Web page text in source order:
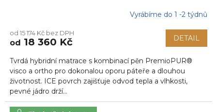
produktu
je
z
5
hvězdiček.
Vyrábíme do 1 -2 týdnů
od 15 174 Kč bez DPH
od 18 360 Kč DETAIL
Tvrdá hybridní matrace s kombinací pěn PremioPUR®
visco a ortho pro dokonalou oporu páteře a dlouhou
životnost. ICE povrch zajišťuje odvod tepla a vlhkosti,
pevné jádro drží...